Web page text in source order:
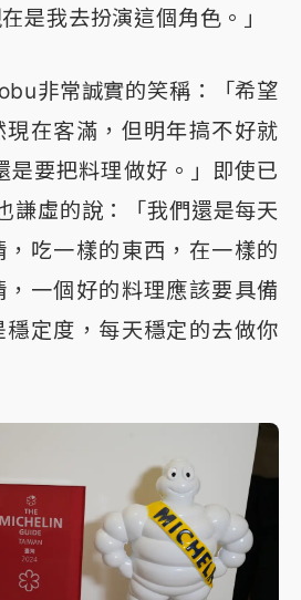
是我去扮演這個角色。」
非常誠實的笑稱：「希望
在客滿，但明年搞不好就
是要把料理做好。」即使已
謙虛的說：「我們還是每天
吃一樣的東西，在一樣的
一個好的料理應該要具備
定度，每天穩定的去做你